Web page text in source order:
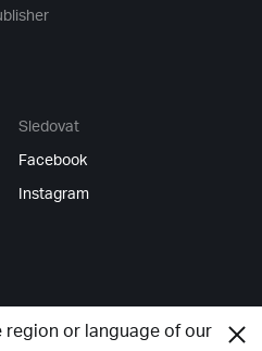
region or language of our
Sledovat
Facebook
Instagram